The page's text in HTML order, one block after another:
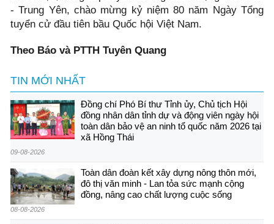
- Trung Yên, chào mừng kỷ niệm 80 năm Ngày Tổng
tuyển cử đầu tiên bầu Quốc hội Việt Nam.
Theo Báo và PTTH Tuyên Quang
TIN MỚI NHẤT
Đồng chí Phó Bí thư Tỉnh ủy, Chủ tịch Hội
đồng nhân dân tỉnh dự và động viên ngày hội
toàn dân bảo vệ an ninh tổ quốc năm 2026 tại
xã Hồng Thái
09-08-2026
Toàn dân đoàn kết xây dựng nông thôn mới,
đô thị văn minh - Lan tỏa sức mạnh cộng
đồng, nâng cao chất lượng cuộc sống
08-08-2026